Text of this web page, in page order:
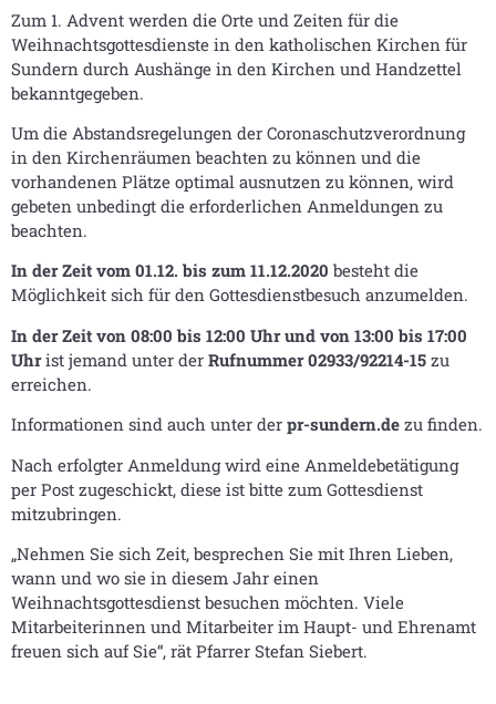
Zum 1. Advent werden die Orte und Zeiten für die
Weihnachtsgottesdienste in den katholischen Kirchen für
Sundern durch Aushänge in den Kirchen und Handzettel
bekanntgegeben.
Um die Abstandsregelungen der Coronaschutzverordnung
in den Kirchenräumen beachten zu können und die
vorhandenen Plätze optimal ausnutzen zu können, wird
gebeten unbedingt die erforderlichen Anmeldungen zu
beachten.
In der Zeit vom 01.12. bis zum 11.12.2020 besteht die
Möglichkeit sich für den Gottesdienstbesuch anzumelden.
In der Zeit von 08:00 bis 12:00 Uhr und von 13:00 bis 17:00
Uhrist jemand unter der Rufnummer 02933/92214-15 zu
erreichen.
Informationen sind auch unter der pr-sundern.de zu finden.
Nach erfolgter Anmeldung wird eine Anmeldebetätigung
per Post zugeschickt, diese ist bitte zum Gottesdienst
mitzubringen.
„Nehmen Sie sich Zeit, besprechen Sie mit Ihren Lieben,
wann und wo sie in diesem Jahr einen
Weihnachtsgottesdienst besuchen möchten. Viele
Mitarbeiterinnen und Mitarbeiter im Haupt- und Ehrenamt
freuen sich auf Sie“, rät Pfarrer Stefan Siebert.